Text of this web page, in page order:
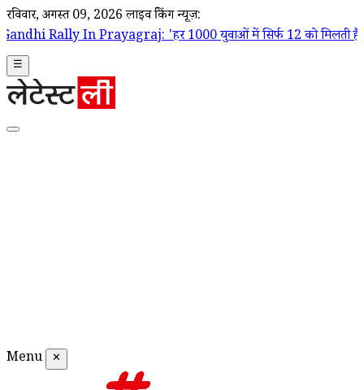
रविवार, अगस्त 09, 2026 लाइव ब्रेकिंग न्यूज़:
Prayagraj: 'हर 1000 युवाओं में सिर्फ 12 को मिलती है पक्की नौकरी',
☰
Menu ✕